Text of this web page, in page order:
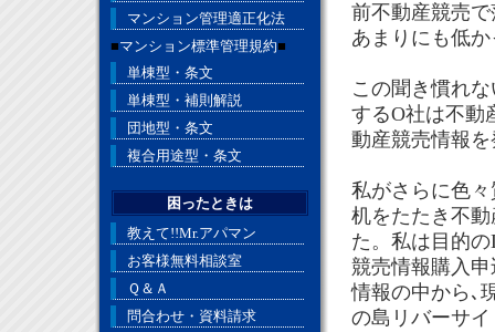
前不動産競売
あまりにも低
この聞き慣れ
するO社は不動
動産競売情報
私がさらに色
机をたたき不
た。私は目的
競売情報購入
情報の中から､
の島リバーサ
マンション管理適正化法
■マンション標準管理規約■
単棟型・条文
単棟型・補則解説
団地型・条文
複合用途型・条文
困ったときは
教えて!!Mr.アパマン
お客様無料相談室
Ｑ＆Ａ
問合わせ・資料請求